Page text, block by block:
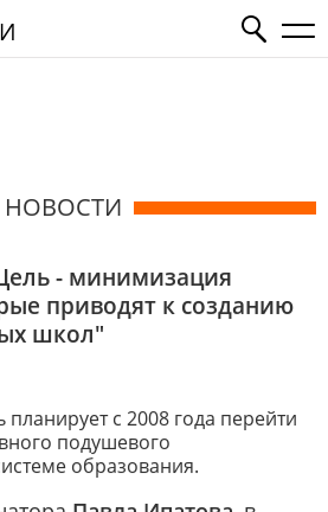
НОВОСТИ
- минимизация
приводят к созданию
школ"
планирует с 2008 года перейти
подушевого
образования.